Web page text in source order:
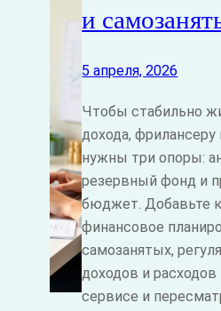
и
5 апреля, 2026
Чтобы стабильно
дохода,
нужны три опоры:
резервный фонд и
бюджет. Добавьте
финансовое
самозанятых,
доходов и
сервисе и